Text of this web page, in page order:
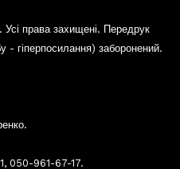
Усі права захищені. Передрук
- гіперпосилання) заборонений.
050-961-67-17.